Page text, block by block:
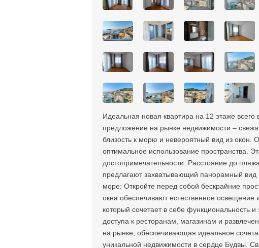
Идеальная новая квартира на 12 этаже
предложение на рынке недвижимости –
близость к морю и невероятный вид из
оптимальное использование пространства.
достопримечательности. Расстояние до
предлагают захватывающий панорамный
море: Откройте перед собой бескрайние
окна обеспечивают естественное
который сочетает в себе функциональность
доступа к ресторанам, магазинам и
на рынке, обеспечивающая идеальное
уникальной недвижимости в сердце Будвы.